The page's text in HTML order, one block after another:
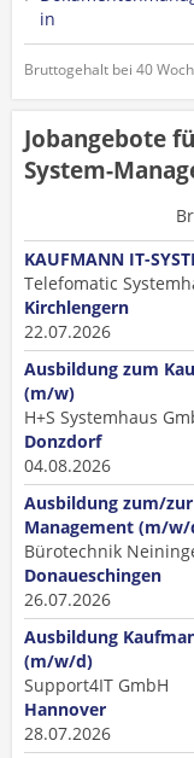
in
Bruttogehalt bei 40
Jobangebote
System-
KAUFMANN IT-
Telefomatic
Kirchlengern
22.07.2026
Ausbildung zum
(m/w)
H+S Systemhaus
Donzdorf
04.08.2026
Ausbildung zum/
Management (m/w/
Bürotechnik
Donaueschingen
26.07.2026
Ausbildung
(m/w/d)
Support4IT GmbH
Hannover
28.07.2026